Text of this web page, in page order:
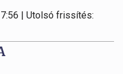
| Utolsó frissítés: